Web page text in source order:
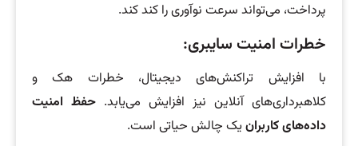
پرداخت، می‌تواند سرعت نوآوری را کند کند.
خطرات امنیت سایبری:
با افزایش تراکنش‌های دیجیتال، خطرات هک و
کلاهبرداری‌های آنلاین نیز افزایش می‌یابد. حفظ امنیت
داده‌های کاربرانیک چالش حیاتی است.